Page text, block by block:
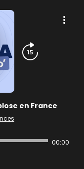
en France
00:00